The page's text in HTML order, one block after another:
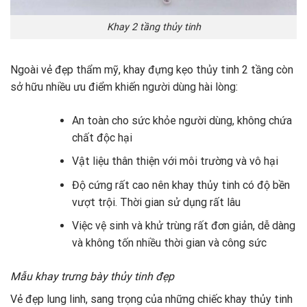
Khay 2 tầng thủy tinh
Ngoài vẻ đẹp thẩm mỹ, khay đựng kẹo thủy tinh 2 tầng còn
sở hữu nhiều ưu điểm khiến người dùng hài lòng:
An toàn cho sức khỏe người dùng, không chứa
chất độc hại
Vật liệu thân thiện với môi trường và vô hại
Độ cứng rất cao nên khay thủy tinh có độ bền
vượt trội. Thời gian sử dụng rất lâu
Việc vệ sinh và khử trùng rất đơn giản, dễ dàng
và không tốn nhiều thời gian và công sức
Mẫu khay trưng bày thủy tinh đẹp
Vẻ đẹp lung linh, sang trọng của những chiếc khay thủy tinh